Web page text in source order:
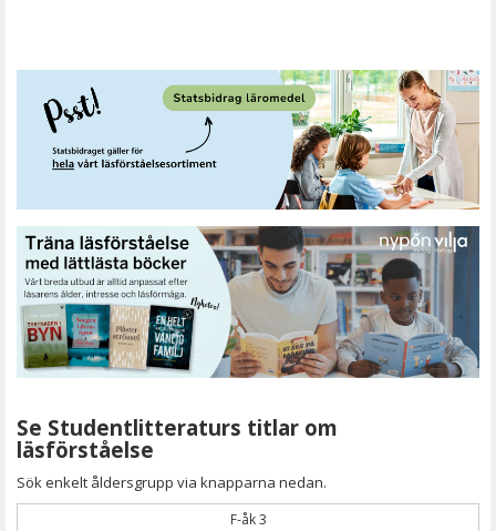
Se Studentlitteraturs titlar om
läsförståelse
Sök enkelt åldersgrupp via knapparna nedan.
F-åk 3